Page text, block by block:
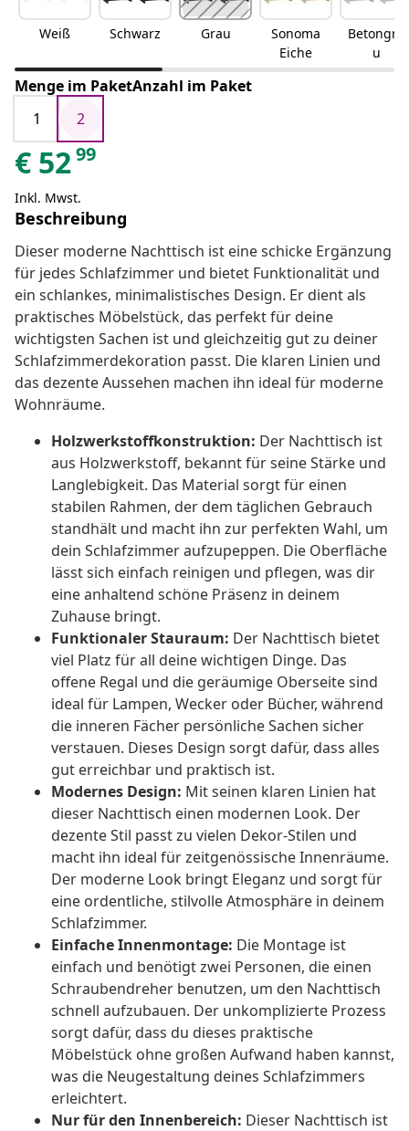
Weiß Schwarz Grau
Sonoma
Eiche
Betongra
u
Menge im PaketAnzahl im Paket
1
2
€ 5299
Inkl. Mwst.
Beschreibung
Dieser moderne Nachttisch ist eine schicke Ergänzung
für jedes Schlafzimmer und bietet Funktionalität und
ein schlankes, minimalistisches Design. Er dient als
praktisches Möbelstück, das perfekt für deine
wichtigsten Sachen ist und gleichzeitig gut zu deiner
Schlafzimmerdekoration passt. Die klaren Linien und
das dezente Aussehen machen ihn ideal für moderne
Wohnräume.
Holzwerkstoffkonstruktion: Der Nachttisch ist
aus Holzwerkstoff, bekannt für seine Stärke und
Langlebigkeit. Das Material sorgt für einen
stabilen Rahmen, der dem täglichen Gebrauch
standhält und macht ihn zur perfekten Wahl, um
dein Schlafzimmer aufzupeppen. Die Oberfläche
lässt sich einfach reinigen und pflegen, was dir
eine anhaltend schöne Präsenz in deinem
Zuhause bringt.
Funktionaler Stauraum: Der Nachttisch bietet
viel Platz für all deine wichtigen Dinge. Das
offene Regal und die geräumige Oberseite sind
ideal für Lampen, Wecker oder Bücher, während
die inneren Fächer persönliche Sachen sicher
verstauen. Dieses Design sorgt dafür, dass alles
gut erreichbar und praktisch ist.
Modernes Design: Mit seinen klaren Linien hat
dieser Nachttisch einen modernen Look. Der
dezente Stil passt zu vielen Dekor-Stilen und
macht ihn ideal für zeitgenössische Innenräume.
Der moderne Look bringt Eleganz und sorgt für
eine ordentliche, stilvolle Atmosphäre in deinem
Schlafzimmer.
Einfache Innenmontage: Die Montage ist
einfach und benötigt zwei Personen, die einen
Schraubendreher benutzen, um den Nachttisch
schnell aufzubauen. Der unkomplizierte Prozess
sorgt dafür, dass du dieses praktische
Möbelstück ohne großen Aufwand haben kannst,
was die Neugestaltung deines Schlafzimmers
erleichtert.
Nur für den Innenbereich: Dieser Nachttisch ist